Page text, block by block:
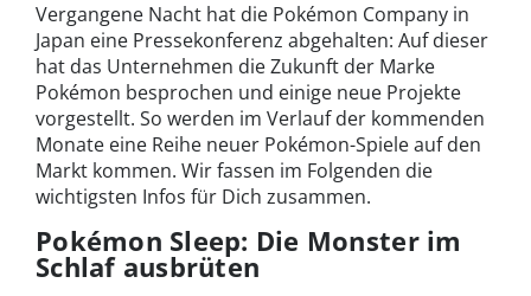
Vergangene Nacht hat die Pokémon Company in
Japan eine Pressekonferenz abgehalten: Auf dieser
hat das Unternehmen die Zukunft der Marke
Pokémon besprochen und einige neue Projekte
vorgestellt. So werden im Verlauf der kommenden
Monate eine Reihe neuer Pokémon-Spiele auf den
Markt kommen. Wir fassen im Folgenden die
wichtigsten Infos für Dich zusammen.
Pokémon Sleep: Die Monster im
Schlaf ausbrüten